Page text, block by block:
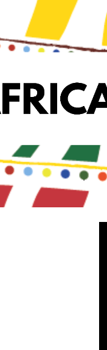
Skip to main content